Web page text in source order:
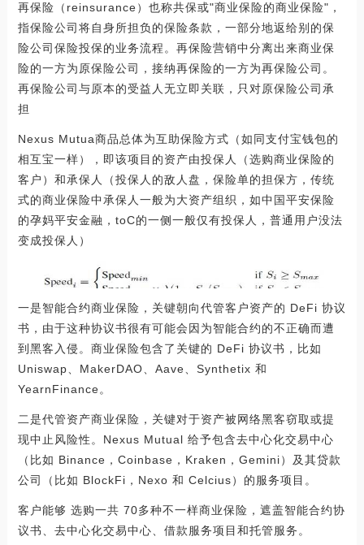
再保险（reinsurance）也称共保或"商业保险的商业保险"，
指保险公司将自身所担负的保险条款，一部分地返给别的保
险公司保险投保的业务流程。再保险营销中分离出来商业保
险的一方为原保险公司，接纳再保险的一方为再保险公司。
再保险公司与原本的受益人无立即关联，只对原保险公司承
担
Nexus Mutua商品总体为互助保险方式（如同支付宝钱包的
相互宝一样），即该项目的资产由投保人（选购商业保险的
客户）和承保人（投保人的敌人盘，保险单的担保方，传统
式的商业保险中承保人一般为大资产组织，如中国平安保险
的孕妈平安金融，toC的一侧一般仅有投保人，普通用户没法
变成投保人）
一是智能合约商业保险，关键朝向代管客户资产的 DeFi 协议
书，由于这种协议书很有可能会因为智能合约的不正确而遭
到黑客入侵。商业保险包含了关键的 DeFi 协议书，比如
Uniswap、MakerDAO、Aave、Synthetix 和
YearnFinance。
二是代管资产商业保险，关键对于资产被网络黑客窃取或提
现中止风险性。Nexus Mutual 给予包含去中心化交易中心
（比如 Binance，Coinbase，Kraken，Gemini）及其贷款
公司（比如 BlockFi，Nexo 和 Celcius）的服务项目。
客户能够 选购一共 70多种不一样商业保险，遮盖智能合约协
议书、去中心化交易中心、借款服务项目和托管服务。